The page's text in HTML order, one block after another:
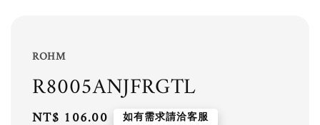
ROHM
R8005ANJFRGTL
Regular
NT$ 106.00 如有需求請洽客服